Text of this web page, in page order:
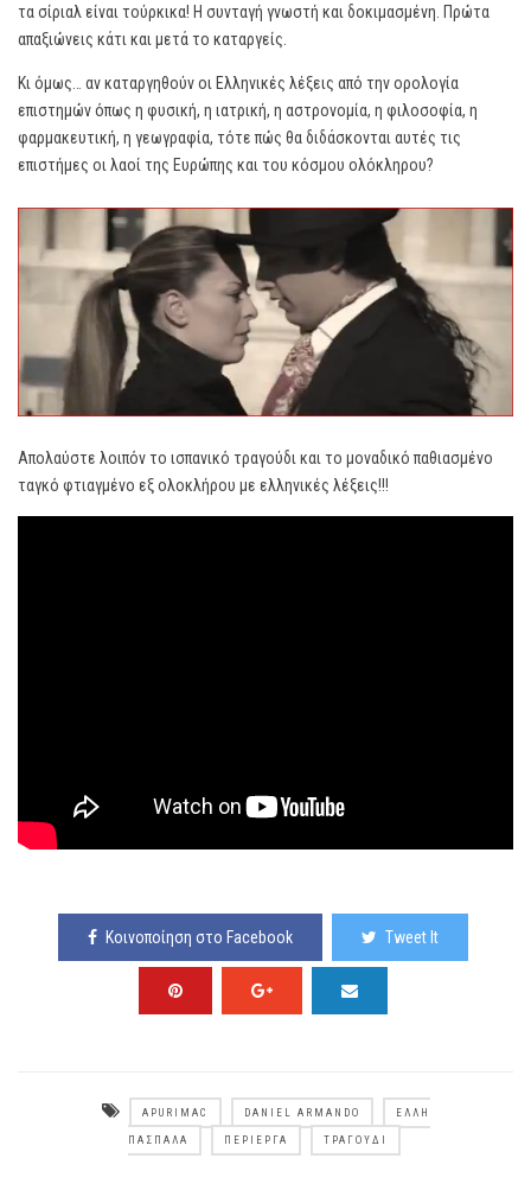
τα σίριαλ είναι τούρκικα! Η συνταγή γνωστή και δοκιμασμένη. Πρώτα
απαξιώνεις κάτι και μετά το καταργείς.
Κι όμως… αν καταργηθούν οι Ελληνικές λέξεις από την ορολογία
επιστημών όπως η φυσική, η ιατρική, η αστρονομία, η φιλοσοφία, η
φαρμακευτική, η γεωγραφία, τότε πώς θα διδάσκονται αυτές τις
επιστήμες οι λαοί της Ευρώπης και του κόσμου ολόκληρου?
Απολαύστε λοιπόν το ισπανικό τραγούδι και το μοναδικό παθιασμένο
ταγκό φτιαγμένο εξ ολοκλήρου με ελληνικές λέξεις!!!
Κοινοποίηση στο Facebook Tweet It
APURIMAC DANIEL ARMANDO ΈΛΛΗ
ΠΑΣΠΑΛΆ ΠΕΡΊΕΡΓΑ ΤΡΑΓΟΎΔΙ